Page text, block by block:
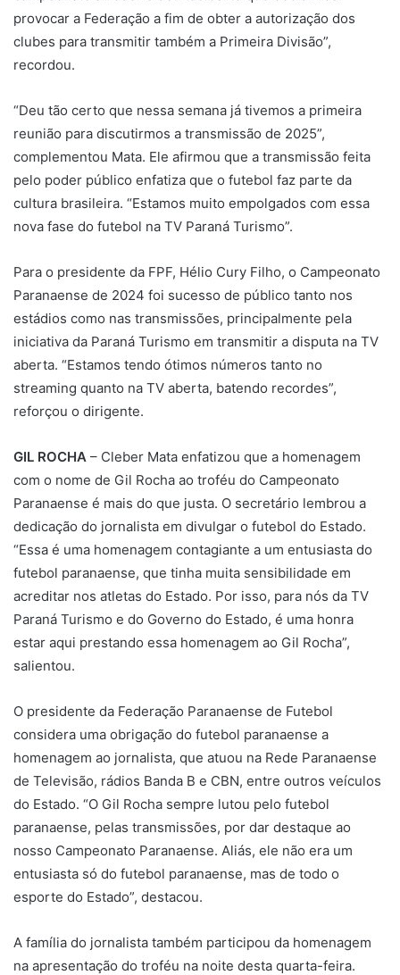
provocar a Federação a fim de obter a autorização dos
clubes para transmitir também a Primeira Divisão”,
recordou.
“Deu tão certo que nessa semana já tivemos a primeira
reunião para discutirmos a transmissão de 2025”,
complementou Mata. Ele afirmou que a transmissão feita
pelo poder público enfatiza que o futebol faz parte da
cultura brasileira. “Estamos muito empolgados com essa
nova fase do futebol na TV Paraná Turismo”.
Para o presidente da FPF, Hélio Cury Filho, o Campeonato
Paranaense de 2024 foi sucesso de público tanto nos
estádios como nas transmissões, principalmente pela
iniciativa da Paraná Turismo em transmitir a disputa na TV
aberta. “Estamos tendo ótimos números tanto no
streaming quanto na TV aberta, batendo recordes”,
reforçou o dirigente.
GIL ROCHA – Cleber Mata enfatizou que a homenagem
com o nome de Gil Rocha ao troféu do Campeonato
Paranaense é mais do que justa. O secretário lembrou a
dedicação do jornalista em divulgar o futebol do Estado.
“Essa é uma homenagem contagiante a um entusiasta do
futebol paranaense, que tinha muita sensibilidade em
acreditar nos atletas do Estado. Por isso, para nós da TV
Paraná Turismo e do Governo do Estado, é uma honra
estar aqui prestando essa homenagem ao Gil Rocha”,
salientou.
O presidente da Federação Paranaense de Futebol
considera uma obrigação do futebol paranaense a
homenagem ao jornalista, que atuou na Rede Paranaense
de Televisão, rádios Banda B e CBN, entre outros veículos
do Estado. “O Gil Rocha sempre lutou pelo futebol
paranaense, pelas transmissões, por dar destaque ao
nosso Campeonato Paranaense. Aliás, ele não era um
entusiasta só do futebol paranaense, mas de todo o
esporte do Estado”, destacou.
A família do jornalista também participou da homenagem
na apresentação do troféu na noite desta quarta-feira.